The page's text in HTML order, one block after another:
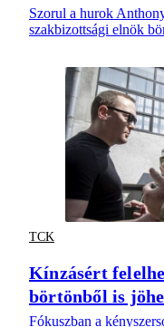
Szorul a hurok
szakbizottsági elnök
TCK
Kínzásért
börtönből is
Fókuszban a